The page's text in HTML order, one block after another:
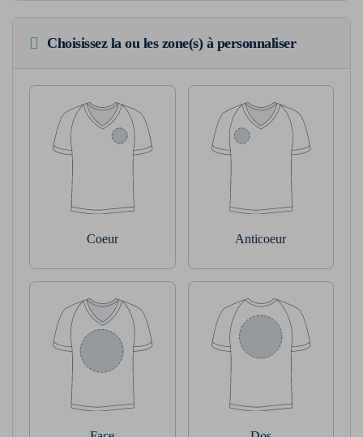
Choisissez la ou les zone(s) à personnaliser
Coeur Anticoeur